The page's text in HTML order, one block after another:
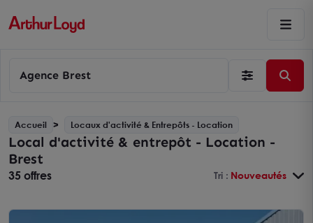
Agence Brest
Accueil Locaux d'activité & Entrepôts - Location
Local d'activité & entrepôt - Location -
Brest
35 offres Tri : Nouveautés